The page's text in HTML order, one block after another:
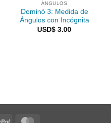
ÁNGULOS
Dominó 3: Medida de
Ángulos con Incógnita
USD$ 3.00